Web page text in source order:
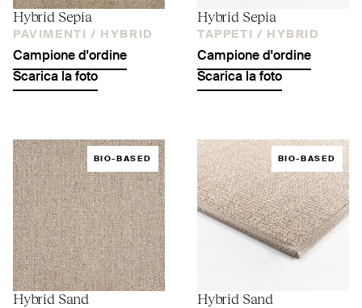
Hybrid Sepia
PAVIMENTI / HYBRID
Campione d'ordine
Scarica la foto
Hybrid Sepia
TAPPETI / HYBRID
Campione d'ordine
Scarica la foto
BIO-BASED
Hybrid Sand
BIO-BASED
Hybrid Sand